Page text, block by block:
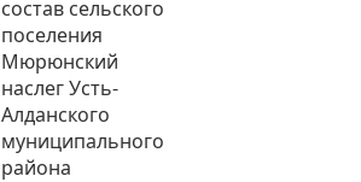
состав сельского
поселения
Мюрюнский
наслег Усть-
Алданского
муниципального
района